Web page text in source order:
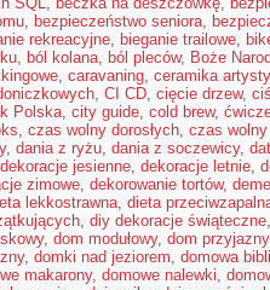
, bezpieczeństwo seniora,
rekreacyjne, bieganie trailowe,
, ból kolana, ból pleców, Boże
, caravaning, ceramika
, CI CD, cięcie drzew,
Polska, city guide, cold brew,
, czas wolny dorosłych, czas
, dania z ryżu, dania z soczewicy,
dekoracje jesienne, dekoracje letnie,
zimowe, dekorowanie tortów,
lekkostrawna, dieta
, diy dekoracje świąteczne
, dom modułowy, dom
, domki nad jeziorem, domowa
makarony, domowe nalewki,